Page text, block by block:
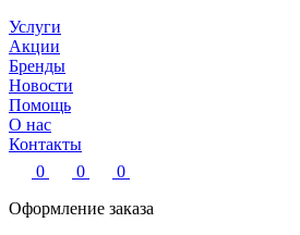
Услуги
Акции
Бренды
Новости
Помощь
О нас
Контакты
0
0
0
Оформление заказа